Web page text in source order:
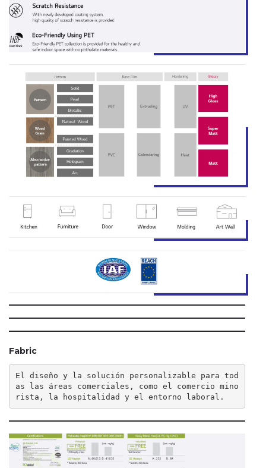
Fabric
El diseño y la solución personalizable para tod
as las áreas comerciales, como el comercio mino
rista, la hospitalidad y el entorno laboral.